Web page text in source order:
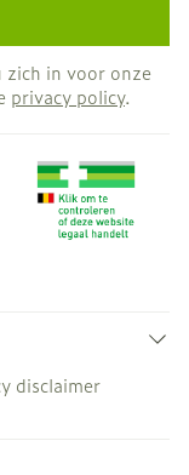
in voor onze
privacy policy.
disclaimer